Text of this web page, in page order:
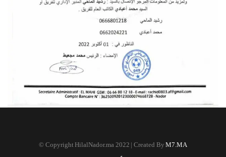
Copyright HilalNador.ma 2022 | Created ByM7.MA
©